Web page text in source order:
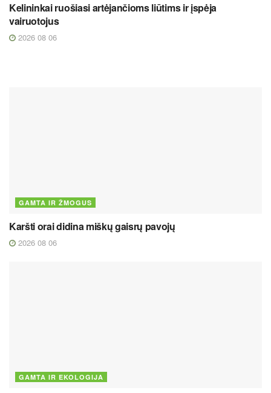
Kelininkai ruošiasi artėjančioms liūtims ir įspėja
vairuotojus
2026 08 06
GAMTA IR ŽMOGUS
Karšti orai didina miškų gaisrų pavojų
2026 08 06
GAMTA IR EKOLOGIJA